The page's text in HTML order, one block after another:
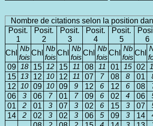
Nombre de citations selon la position
Posit.
1
Posit.
2
Posit.
3
Posit.
4
Posit.
5
6
Chl Nb
fois
Chl Nb
fois
Chl Nb
fois
Chl Nb
fois
Chl Nb
fois
Chl
09 18 15 12 15 11 08 11 01 15 02
15 13 12 10 12 11 07 7 08 8 01
12 10 09 10 09 9 12 6 12 6 08
06 3 06 7 01 7 09 6 02 4 06
01 2 01 3 07 3 02 6 15 3 07
14 2 02 3 02 3 06 5 09 3 14